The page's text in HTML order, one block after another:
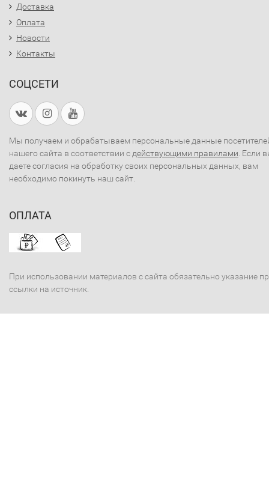
Доставка
Оплата
Новости
Контакты
СОЦСЕТИ
Мы получаем и обрабатываем персональные данные
нашего сайта в соответствии с действующими правилами . Если
даете согласия на обработку своих персональных данных, вам
необходимо покинуть наш сайт.
ОПЛАТА
При использовании материалов с сайта обязательно указание
ссылки на источник.